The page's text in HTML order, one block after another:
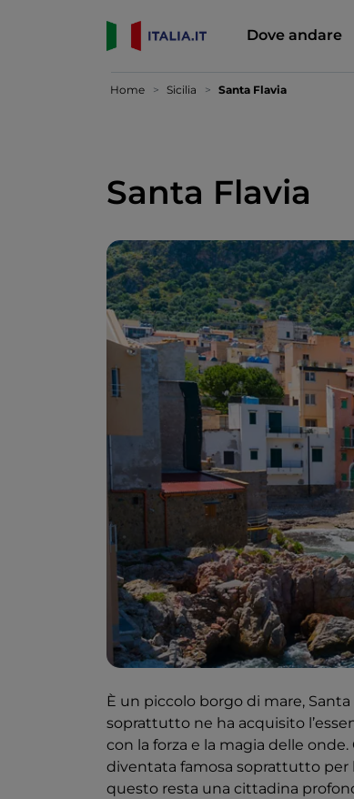
Dove andare
Home Sicilia Santa Flavia
Santa Flavia
È un piccolo borgo di mare,
soprattutto ne ha acquisito
con la forza e la magia delle
diventata famosa soprattutto per
questo resta una cittadina